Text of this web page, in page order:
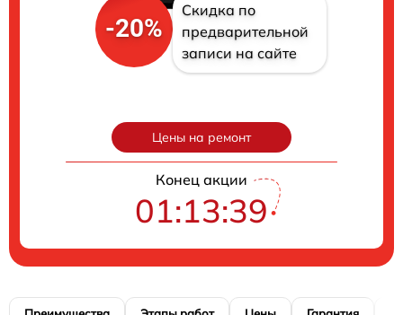
-20%
Скидка по
предварительной
записи на сайте
Цены на ремонт
Конец акции
01:13:39